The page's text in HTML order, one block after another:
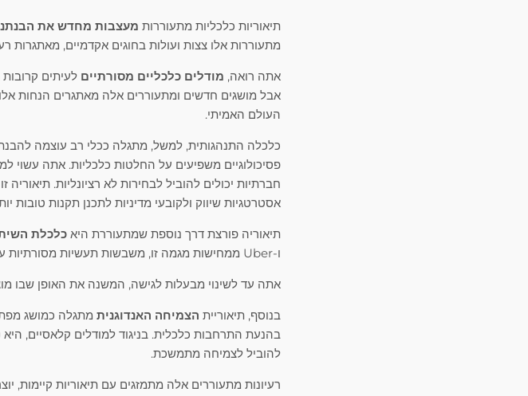
תיאוריות כלכליות מתעוררות מעצבות מחדש את
מתעוררות אלו צצות ועולות בחוגים אקדמיים, מאתגרות
אתה רואה, מודלים כלכליים מסורתיים לעיתים
אבל מושגים חדשים ומתעוררים אלה מאתגרים הנחות
העולם האמיתי.
כלכלה התנהגותית, למשל, מתגלה ככלי רב עוצמה
פסיכולוגיים משפיעים על החלטות כלכליות. אתה עשוי
חברתיות יכולים להוביל לבחירות לא רציונליות.
אסטרטגיות שיווק ולקובעי מדיניות לתכנן תקנות טובות
תיאוריה פורצת דרך נוספת שמתעוררת היאכלכלת
ו-Uber ממחישות מגמה זו, משבשות תעשיות מסורתיות על ידי ניצול נכסים שאינם מנוצלים דיים.
אתה עד לשינוי מבעלות לגישה, המשנה את האופן שבו
בנוסף, תיאוריית הצמיחה האנדוגנית מתגלה כמושג
בהנעת התרחבות כלכלית. בניגוד למודלים קלאסיים,
להוביל לצמיחה מתמשכת.
רעיונות מתעוררים אלה מתמזגים עם תיאוריות קיימות,